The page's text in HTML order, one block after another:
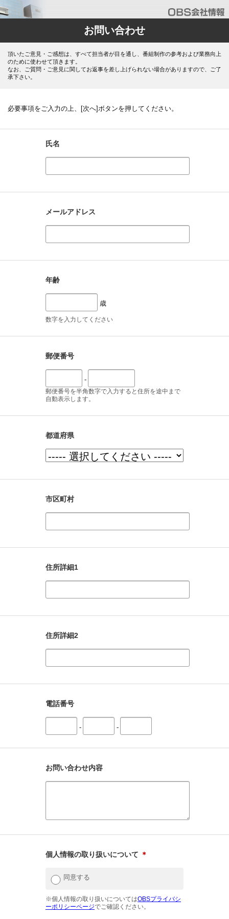
お問い合わせ
頂いたご意見・ご感想は、すべて担当者が目を通し、番組制作の参考および業務向上
のために使わせて頂きます。
なお、ご質問・ご意見に関してお返事を差し上げられない場合がありますので、ご了
承下さい。
必要事項をご入力の上、[次へ]ボタンを押してください。
氏名
メールアドレス
年齢
歳
数字を入力してください
郵便番号
-
郵便番号を半角数字で入力すると住所を途中まで
自動表示します。
都道府県
市区町村
住所詳細1
住所詳細2
電話番号
- -
お問い合わせ内容
個人情報の取り扱いについて ＊
同意する
※個人情報の取り扱いについてはOBSプライバシ
ーポリシーページでご確認ください。